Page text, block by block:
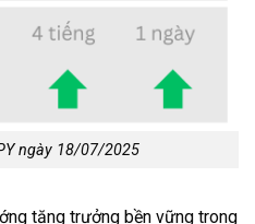
ngày 18/07/2025
tăng trưởng bền vững trong